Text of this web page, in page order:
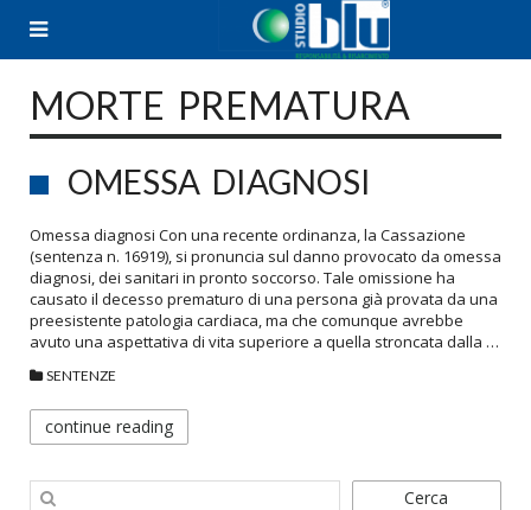
MORTE PREMATURA
OMESSA DIAGNOSI
Omessa diagnosi Con una recente ordinanza, la Cassazione
(sentenza n. 16919), si pronuncia sul danno provocato da omessa
diagnosi, dei sanitari in pronto soccorso. Tale omissione ha
causato il decesso prematuro di una persona già provata da una
preesistente patologia cardiaca, ma che comunque avrebbe
avuto una aspettativa di vita superiore a quella stroncata dalla …
SENTENZE
continue reading
Cerca